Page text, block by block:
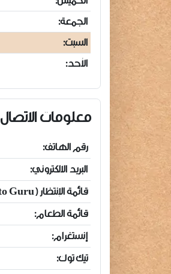
الجمعة:
السبت:
الأحد:
معلومات الاتصال
رقم الهاتف:
البريد الالكتروني:
قائمة الإنتظار (Resto Guru):
قائمة الطعام:
إنستغرام:
تيك توك: